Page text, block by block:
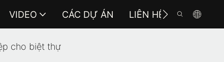
VIDEO CÁC DỰ ÁN LIÊN HỆ VỚI CHÚNG
cho biệt thự